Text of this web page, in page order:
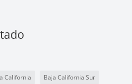
California
Baja California Sur